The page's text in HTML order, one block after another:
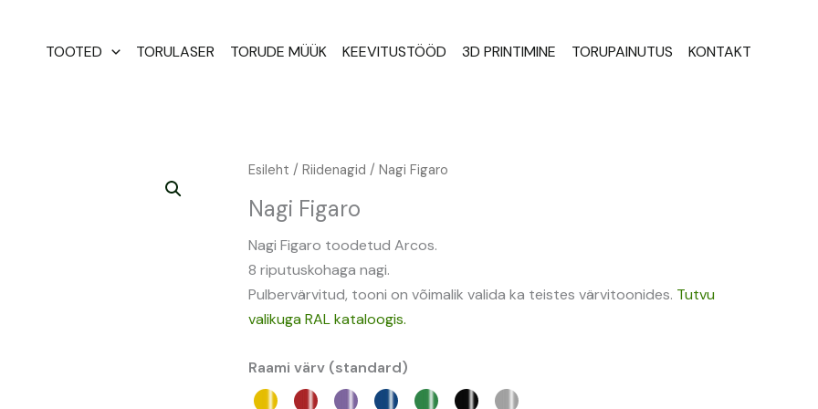
TOOTED TORULASER TORUDE MÜÜK KEEVITUSTÖÖD 3D PRINTIMINE TORUPAINUTUS KONTAKT
Esileht / Riidenagid / Nagi Figaro
Nagi Figaro
Nagi Figaro toodetud Arcos.
8 riputuskohaga nagi.
Pulbervärvitud, tooni on võimalik valida ka teistes värvitoonides. Tutvu
valikuga RAL kataloogis.
Raami värv (standard)
Nagi
kogus